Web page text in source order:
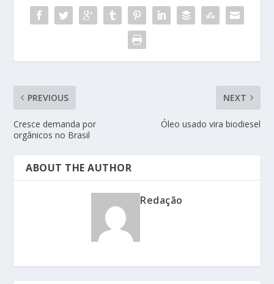
PREVIOUS
Cresce demanda por
orgânicos no Brasil
NEXT
Óleo usado vira biodiesel
ABOUT THE AUTHOR
Redação